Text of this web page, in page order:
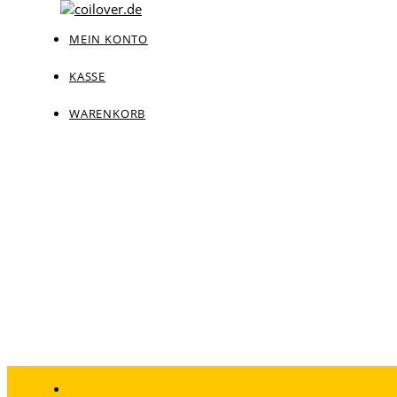
MEIN KONTO
KASSE
WARENKORB